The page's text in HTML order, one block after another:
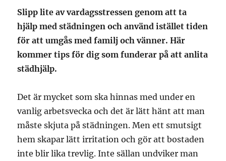
Slipp lite av vardagsstressen genom att ta
hjälp med städningen och använd istället tiden
för att umgås med familj och vänner. Här
kommer tips för dig som funderar på att anlita
städhjälp.
Det är mycket som ska hinnas med under en
vanlig arbetsvecka och det är lätt hänt att man
måste skjuta på städningen. Men ett smutsigt
hem skapar lätt irritation och gör att bostaden
inte blir lika trevlig. Inte sällan undviker man